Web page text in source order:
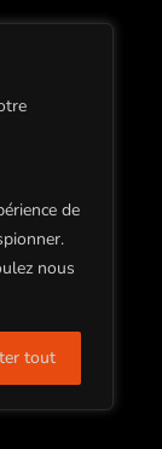
de
nous
tout
droits réservés
©2026